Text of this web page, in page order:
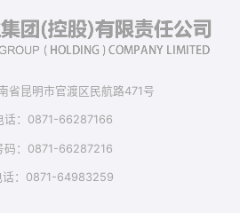
省昆明市官渡区民航路471号
话：0871-66287166
码：0871-66287216
话：0871-64983259